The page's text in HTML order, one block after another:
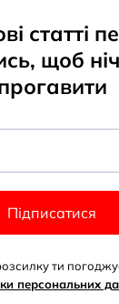
статті
щоб
Підписатися
ти
персональних д